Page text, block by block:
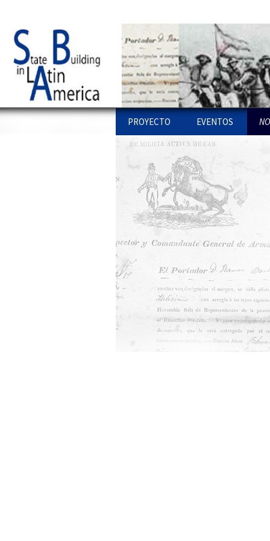
Statebglat
UPF website
Ir al contenido
PROYECTO
PROYECTO
ENLACES
EQUIPO
INVESTIGACIONES
EVENTOS
STATE BUILDING
AMERICA:
COLOQUIOS
OTROS
CONFERENCIAS